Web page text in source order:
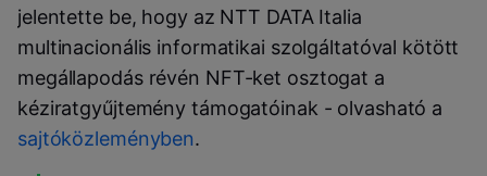
jelentette be, hogy az NTT DATA Italia
multinacionális informatikai szolgáltatóval kötött
megállapodás révén NFT-ket osztogat a
kéziratgyűjtemény támogatóinak - olvasható a
sajtóközleményben.